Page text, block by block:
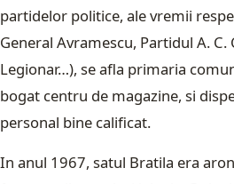
partidelor politice, ale vremii
General Avramescu, Partidul A. C.
Legionar…), se afla primaria
bogat centru de magazine, si
personal bine calificat.
In anul 1967, satul Bratila era